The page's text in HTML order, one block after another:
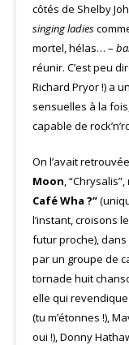
côtés de Shelby
singing ladies
mortel, hélas… –
réunir. C’est peu
Richard Pryor !) a
sensuelles à la
capable de
On l’avait
Moon,
Café Wha ?”
l’instant, croisons
futur proche),
par un groupe de
tornade huit
elle qui
(tu m’étonnes !),
oui !), Donny